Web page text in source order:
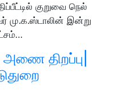
குறுவை நெல்
மு.க.ஸ்டாலின் இன்று
அணை திறப்பு|